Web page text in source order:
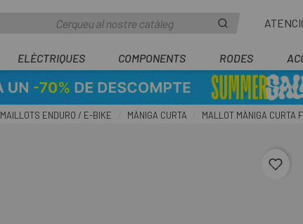
ELÈCTRIQUES COMPONENTS RODES
MAILLOTS ENDURO / E-BIKE MÀNIGA CURTA MALLOT MÀNIGA CURTA